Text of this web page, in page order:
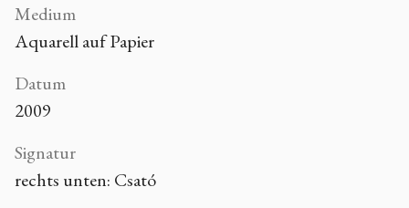
Medium
Aquarell auf Papier
Datum
2009
Signatur
rechts unten: Csató